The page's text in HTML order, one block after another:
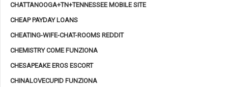
CHATTANOOGA+TN+TENNESSEE MOBILE SITE
CHEAP PAYDAY LOANS
CHEATING-WIFE-CHAT-ROOMS REDDIT
CHEMISTRY COME FUNZIONA
CHESAPEAKE EROS ESCORT
CHINALOVECUPID FUNZIONA